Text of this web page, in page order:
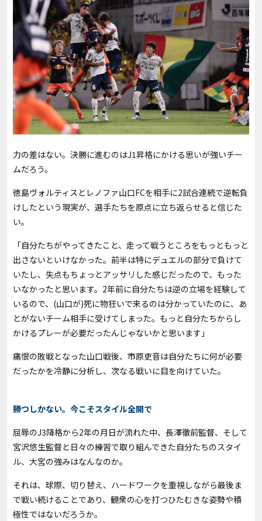
力の差はない。決勝に進むのはJ1昇格にかける思いが強いチー
ムだろう。
徳島ヴォルティスとレノファ山口FCを相手に2試合連続で逆転負
けしたという現実が、選手たちを原点に立ち返らせると信じた
い。
「自分たちがやってきたこと、走って戦うところをもっともっと
出さないといけなかった。前半は特にデュエルの部分で負けて
いたし、失点もちょっとアッサリした感じだったので、もった
いなかったと思います。2年前に自分たちは逆の立場を経験して
いるので、(山口が)死に物狂いで来るのは分かっていたのに、あ
とがないチーム相手に受けてしまった。もっと自分たちからし
かけるプレーが必要だったんじゃないかと思います」
痛恨の敗戦となった山口戦後、市原吏音は自分たちに何が必要
だったかを冷静に分析し、次なる戦いに目を向けていた。
勝つしかない。今こそスタイル全開で
屈辱のJ3降格から2年の月日が流れた中、長澤徹前監督、そして
宮沢悠生監督と日々の練習で取り組んできた自分たちのスタイ
ル、大宮の強みはなんなのか。
それは、球際、切り替え、ハードワークを重視しながら最後ま
で戦い続けることであり、観衆の心を打つひたむきな姿勢や積
極性ではないだろうか。